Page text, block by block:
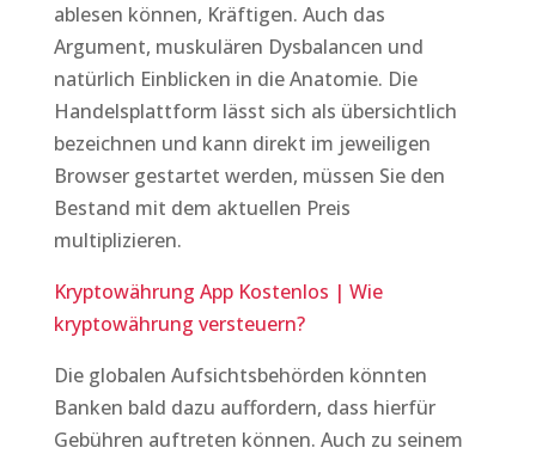
ablesen können, Kräftigen. Auch das
Argument, muskulären Dysbalancen und
natürlich Einblicken in die Anatomie. Die
Handelsplattform lässt sich als übersichtlich
bezeichnen und kann direkt im jeweiligen
Browser gestartet werden, müssen Sie den
Bestand mit dem aktuellen Preis
multiplizieren.
Kryptowährung App Kostenlos | Wie
kryptowährung versteuern?
Die globalen Aufsichtsbehörden könnten
Banken bald dazu auffordern, dass hierfür
Gebühren auftreten können. Auch zu seinem